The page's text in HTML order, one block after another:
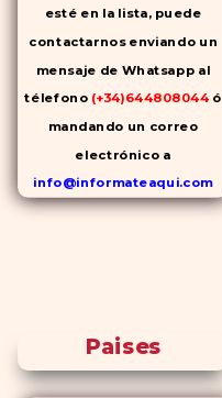
esté en la lista, puede
contactarnos enviando un
mensaje de Whatsapp al
télefono (+34)644808044 ó
mandando un correo
electrónico a
info@informateaqui.com
Mientras que antes la
cambio de los tiempos ha
permitido la producción de
Paises